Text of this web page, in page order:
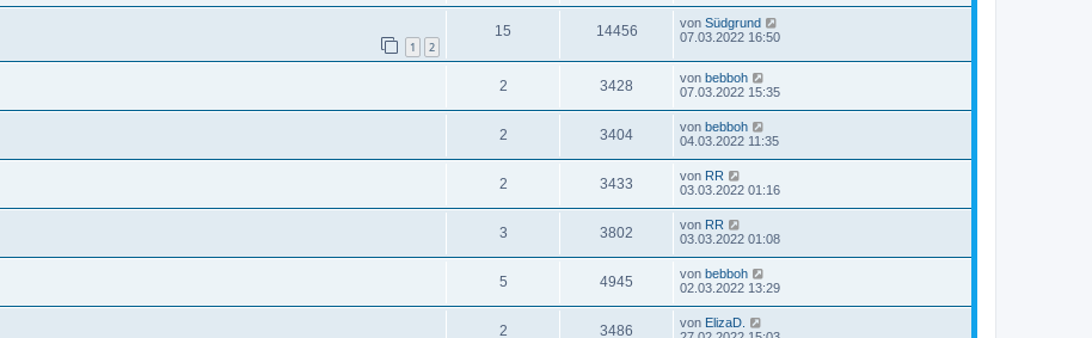
1 2
15 14456 von Südgrund
07.03.2022 16:50
2 3428 von bebboh
07.03.2022 15:35
2 3404 von bebboh
04.03.2022 11:35
2 3433 von RR
03.03.2022 01:16
3 3802 von RR
03.03.2022 01:08
5 4945 von bebboh
02.03.2022 13:29
2 3486 von ElizaD.